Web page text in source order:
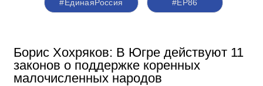
#ЕдинаяРоссия #ЕР86
Борис Хохряков: В Югре действуют 11
законов о поддержке коренных
малочисленных народов